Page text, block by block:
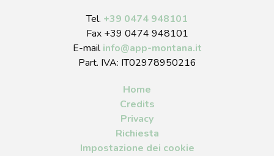
Tel. +39 0474 948101
Fax +39 0474 948101
E-mailinfo@app-montana.it
Part. IVA: IT02978950216
Home
Credits
Privacy
Richiesta
Impostazione dei cookie